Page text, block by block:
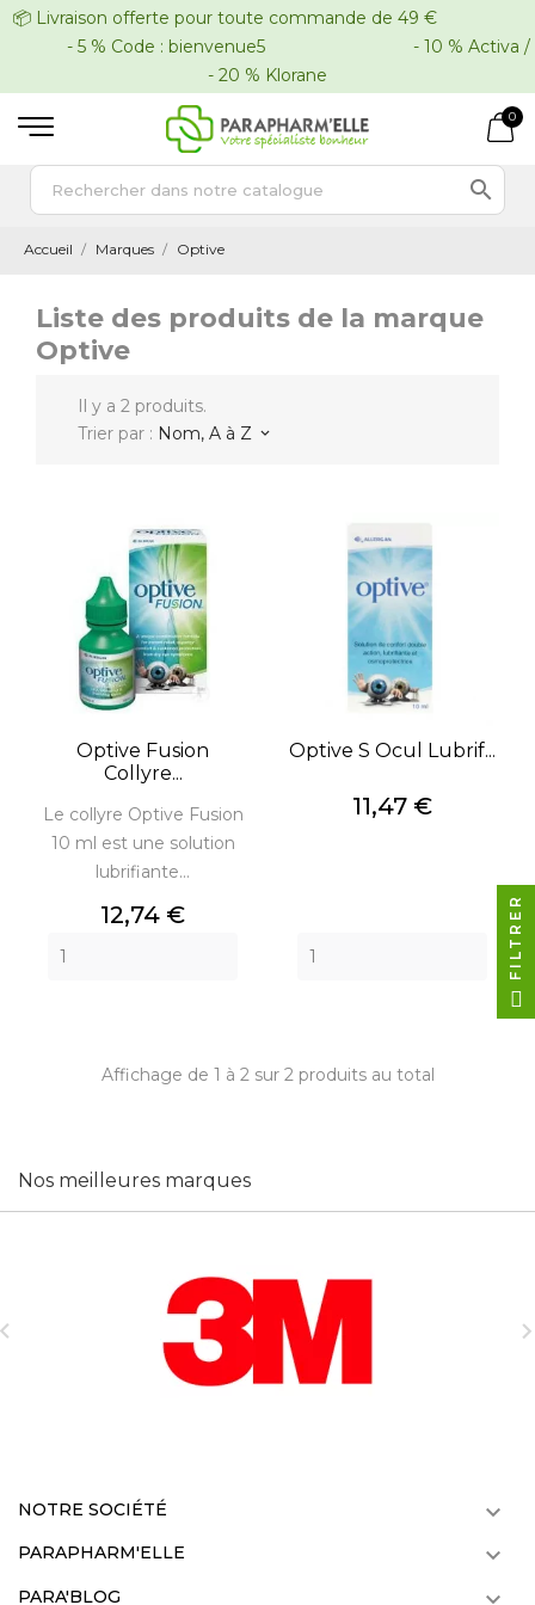
📦 Livraison offerte pour toute commande de 49 €
- 5 % Code : bienvenue5 - 10 % Activa /
- 20 % Klorane
0

Accueil Marques Optive
Liste des produits de la marque
Optive
Il y a 2 produits.
Trier par : Nom, A à Z keyboard_arrow_down
Optive Fusion
Collyre...
Le collyre Optive Fusion
10 ml est une solution
lubrifiante...
Prix
12,74 €
Optive S Ocul Lubrif...
Prix
11,47 €
Affichage de 1 à 2 sur 2 produits au total
Nos meilleures marques
NOTRE SOCIÉTÉ 
PARAPHARM'ELLE 
PARA'BLOG
FILTRER